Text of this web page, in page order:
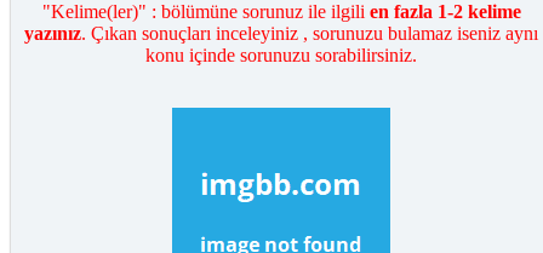
"Kelime(ler)" : bölümüne sorunuz ile ilgili en fazla 1-2 kelime
yazınız. Çıkan sonuçları inceleyiniz , sorunuzu bulamaz iseniz aynı
konu içinde sorunuzu sorabilirsiniz.